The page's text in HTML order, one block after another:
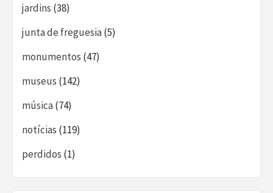
jardins (38)
junta de freguesia(5)
monumentos (47)
museus (142)
música(74)
notícias (119)
perdidos (1)